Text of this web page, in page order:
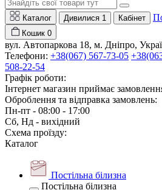
Каталог Дивилися 1 Кабінет
Кошик 0
вул. Автопаркова 18, м. Дніпро,
Телефони: +38(067) 567-73-05
508-22-54
Графік роботи:
Інтернет магазин приймає
Оброблення та відправка замовлень:
Пн-пт - 08:00 - 17:00
Сб, Нд - вихідний
Схема проїзду:
Каталог
Постільна білизна
Постільна білизна